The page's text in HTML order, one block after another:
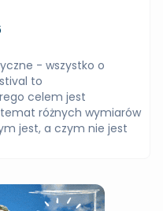
- wszystko o
to
celem jest
różnych wymiarów
jest, a czym nie jest